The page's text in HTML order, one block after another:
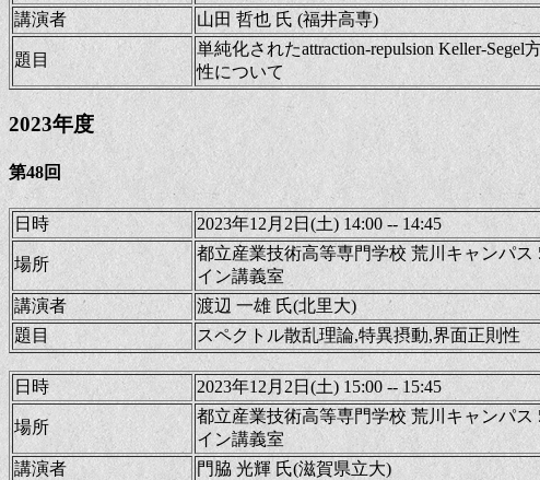
講演者
山田 哲也 氏 (福井高専)
題目
単純化されたattraction-repulsion Keller-
性について
2023年度
第48回
日時 2023年12月2日(土) 14:00 -- 14:45
場所
都立産業技術高等専門学校 荒川キャンパ
イン講義室
講演者
渡辺 一雄 氏(北里大)
題目
スペクトル散乱理論,特異摂動,界面正則性
日時 2023年12月2日(土) 15:00 -- 15:45
場所
都立産業技術高等専門学校 荒川キャンパ
イン講義室
講演者
門脇 光輝 氏(滋賀県立大)